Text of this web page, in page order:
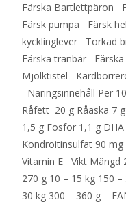
Färska Bartlettpäron
Färsk pumpa Färsk
kycklinglever Torkad
Färska tranbär
Mjölktistel
Näringsinnehåll Per
Råfett 20 g Råaska 7
1,5 g Fosfor 1,1 g
Kondroitinsulfat 90
Vitamin E Vikt Mängd
270 g 10 – 15 kg 150
30 kg 300 – 360 g –